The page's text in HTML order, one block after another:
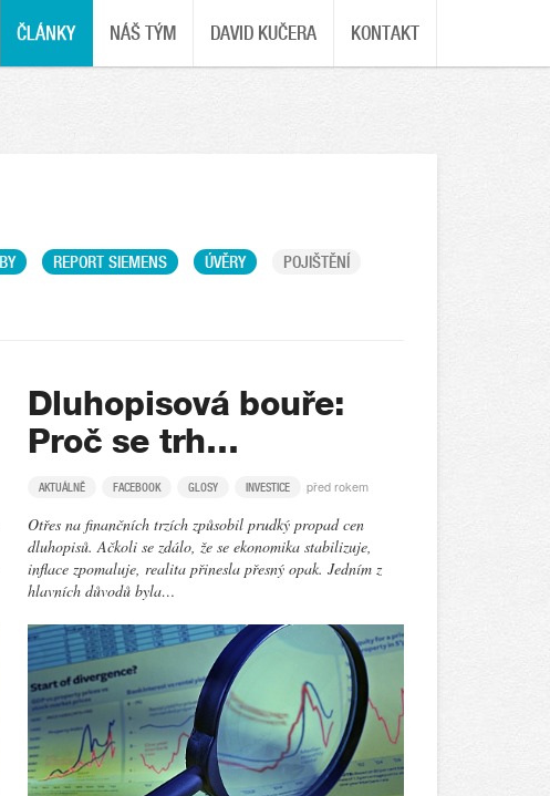
ČLÁNKY NÁŠ TÝM DAVID KUČERA KONTAKT
REPORT SIEMENS ÚVĚRY
POJIŠTĚNÍ
Dluhopisová bouře:
Proč se trh…
AKTUÁLNĚ FACEBOOK GLOSY INVESTICE před rokem
Otřes na finančních trzích způsobil prudký propad cen
dluhopisů. Ačkoli se zdálo, že se ekonomika stabilizuje,
inflace zpomaluje, realita přinesla přesný opak. Jedním z
hlavních důvodů byla…